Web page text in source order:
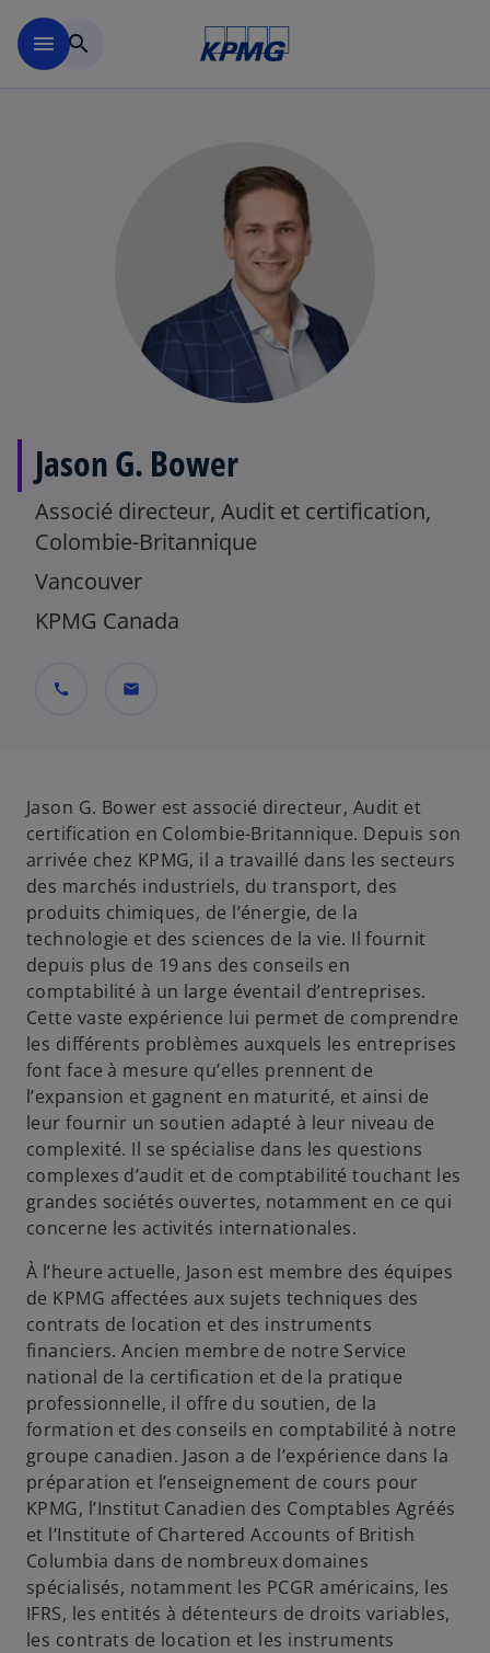
menu search
Jason G. Bower
Associé directeur, Audit et certification,
Colombie-Britannique
Vancouver
KPMG Canada
call mail
Jason G. Bower est associé directeur, Audit et
certification en Colombie-Britannique. Depuis son
arrivée chez KPMG, il a travaillé dans les secteurs
des marchés industriels, du transport, des
produits chimiques, de l’énergie, de la
technologie et des sciences de la vie. Il fournit
depuis plus de 19 ans des conseils en
comptabilité à un large éventail d’entreprises.
Cette vaste expérience lui permet de comprendre
les différents problèmes auxquels les entreprises
font face à mesure qu’elles prennent de
l’expansion et gagnent en maturité, et ainsi de
leur fournir un soutien adapté à leur niveau de
complexité. Il se spécialise dans les questions
complexes d’audit et de comptabilité touchant les
grandes sociétés ouvertes, notamment en ce qui
concerne les activités internationales.
À l’heure actuelle, Jason est membre des équipes
de KPMG affectées aux sujets techniques des
contrats de location et des instruments
financiers. Ancien membre de notre Service
national de la certification et de la pratique
professionnelle, il offre du soutien, de la
formation et des conseils en comptabilité à notre
groupe canadien. Jason a de l’expérience dans la
préparation et l’enseignement de cours pour
KPMG, l’Institut Canadien des Comptables Agréés
et l’Institute of Chartered Accounts of British
Columbia dans de nombreux domaines
spécialisés, notamment les PCGR américains, les
IFRS, les entités à détenteurs de droits variables,
les contrats de location et les instruments